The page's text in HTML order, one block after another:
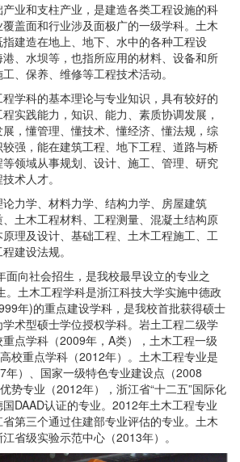
业和支柱产业，是建造各类工程设施的科
盖面和行业涉及面极广的一级学科。土木
建造在地上、地下、水中的各种工程设
、水坝等，也指所应用的材料、设备和所
、保养、维修等工程技术活动。
学科的基本理论与专业知识，具有较好的
实践能力，知识、能力、素质协调发展，
，懂管理、懂技术、懂经济、懂法规，综
强，能在建筑工程、地下工程、道路与桥
领域从事规划、设计、施工、管理、研究
术人才。
力学、材料力学、结构力学、房屋建筑
土木工程材料、工程测量、混凝土结构原
理及设计、基础工程、土木工程施工、工
建设法规。
面向社会招生，是我校最早设立的专业之
。土木工程学科是浙江科技大学实施中德政
年)的重点建设学科，是我校首批获得硕士
术型硕士学位授权学科。岩土工程二级学
点学科（2009年，A类），土木工程一级
校重点学科（2012年）。土木工程专业是
年）、国家一级特色专业建设点（2008
势专业（2012年），浙江省“十二五”国际化
DAAD认证的专业。2012年土木工程专业
第三个通过住建部专业评估的专业。土木
省级实验示范中心（2013年）。